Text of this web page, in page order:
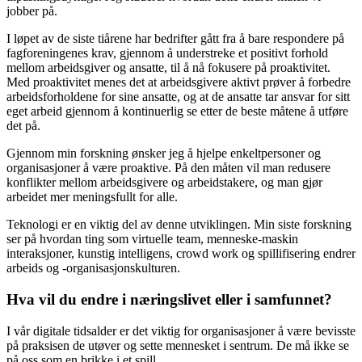
jobber på.
I løpet av de siste tiårene har bedrifter gått fra å bare respondere på
fagforeningenes krav, gjennom å understreke et positivt forhold
mellom arbeidsgiver og ansatte, til å nå fokusere på proaktivitet.
Med proaktivitet menes det at arbeidsgivere aktivt prøver å forbedre
arbeidsforholdene for sine ansatte, og at de ansatte tar ansvar for sitt
eget arbeid gjennom å kontinuerlig se etter de beste måtene å utføre
det på.
Gjennom min forskning ønsker jeg å hjelpe enkeltpersoner og
organisasjoner å være proaktive. På den måten vil man redusere
konflikter mellom arbeidsgivere og arbeidstakere, og man gjør
arbeidet mer meningsfullt for alle.
Teknologi er en viktig del av denne utviklingen. Min siste forskning
ser på hvordan ting som virtuelle team, menneske-maskin
interaksjoner, kunstig intelligens, crowd work og spillifisering endrer
arbeids og -organisasjonskulturen.
Hva vil du endre i næringslivet eller i samfunnet?
I vår digitale tidsalder er det viktig for organisasjoner å være bevisste
på praksisen de utøver og sette mennesket i sentrum. De må ikke se